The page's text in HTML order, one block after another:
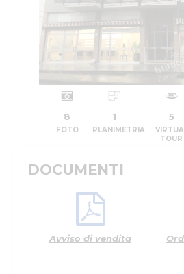
8
FOTO
1
PLANIMETRIA
5
TOUR
DOCUMENTI
Avviso di vendita